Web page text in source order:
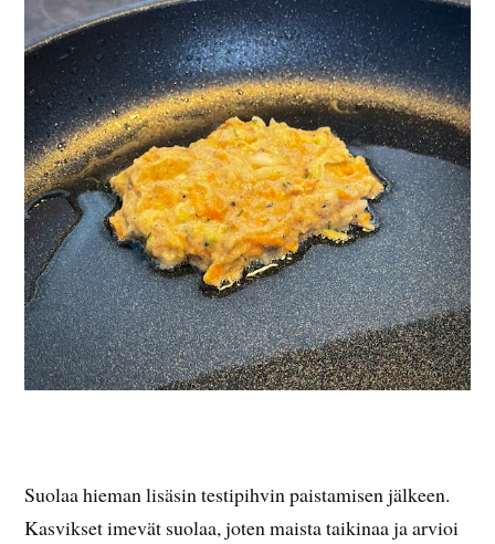
Suolaa hieman lisäsin testipihvin paistamisen jälkeen.
Kasvikset imevät suolaa, joten maista taikinaa ja arvioi